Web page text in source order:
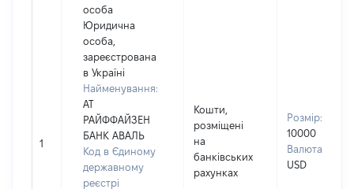
1
особа
Юридична
особа,
зареєстрована
в Україні
Найменування:
АТ
РАЙФФАЙЗЕН
БАНК АВАЛЬ
Код в Єдиному
державному
реєстрі
Кошти,
розміщені
на
банківських
рахунках
Розмір:
10000
Валюта:
USD